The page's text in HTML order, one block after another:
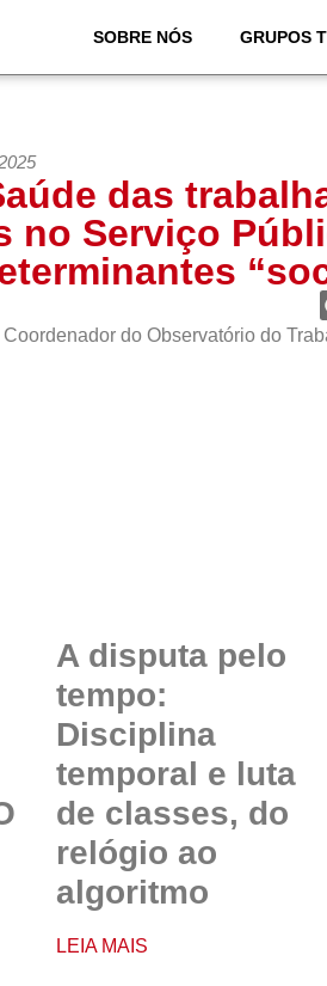
SOBRE NÓS GRUPOS
das
no Serviço
do Observatório do
A disputa pelo
tempo:
Disciplina
temporal e luta
de classes, do
relógio ao
algoritmo
LEIA MAIS